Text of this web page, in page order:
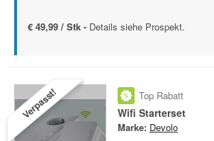
€ 49,99 / Stk - Details siehe Prospekt.
Verpasst! Top Rabatt
Wifi Starterset
Marke: Devolo